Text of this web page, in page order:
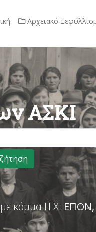
Αρχειακό
ΑΣΚΙ
κόμμα Π.Χ: ΕΠΟΝ,